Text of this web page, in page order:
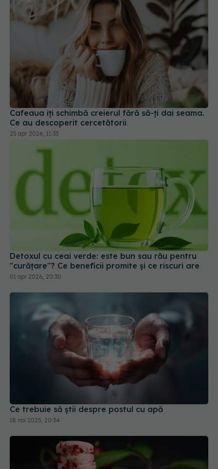
Cafeaua îți schimbă creierul fără să-ți dai seama.
Ce au descoperit cercetătorii
25 apr 2026, 11:33
Detoxul cu ceai verde: este bun sau rău pentru
"curățare"? Ce beneficii promite și ce riscuri are
01 apr 2026, 20:30
Ce trebuie să știi despre postul cu apă
18 noi 2025, 20:34